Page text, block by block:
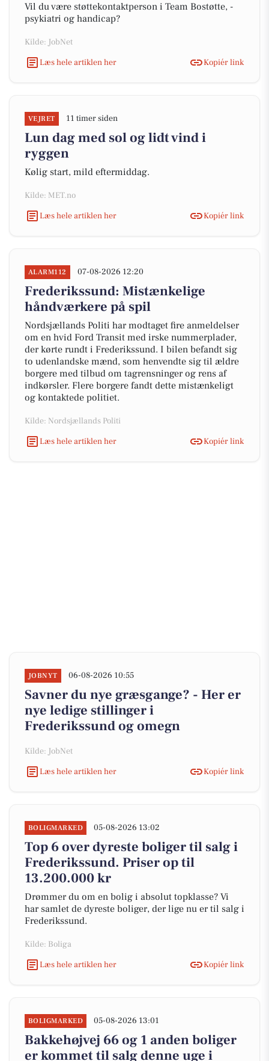
Vil du være støttekontaktperson i Team Bostøtte, -
psykiatri og handicap?
Kilde: JobNet
Læs hele artiklen her
Kopiér link
VEJRET 11 timer siden
Lun dag med sol og lidt vind i
ryggen
Kølig start, mild eftermiddag.
Kilde: MET.no
Læs hele artiklen her
Kopiér link
ALARM112 07-08-2026 12:20
Frederikssund: Mistænkelige
håndværkere på spil
Nordsjællands Politi har modtaget fire anmeldelser
om en hvid Ford Transit med irske nummerplader,
der kørte rundt i Frederikssund. I bilen befandt sig
to udenlandske mænd, som henvendte sig til ældre
borgere med tilbud om tagrensninger og rens af
indkørsler. Flere borgere fandt dette mistænkeligt
og kontaktede politiet.
Kilde: Nordsjællands Politi
Læs hele artiklen her
Kopiér link
JOBNYT 06-08-2026 10:55
Savner du nye græsgange? - Her er
nye ledige stillinger i
Frederikssund og omegn
Kilde: JobNet
Læs hele artiklen her
Kopiér link
BOLIGMARKED 05-08-2026 13:02
Top 6 over dyreste boliger til salg i
Frederikssund. Priser op til
13.200.000 kr
Drømmer du om en bolig i absolut topklasse? Vi
har samlet de dyreste boliger, der lige nu er til salg i
Frederikssund.
Kilde: Boliga
Læs hele artiklen her
Kopiér link
BOLIGMARKED 05-08-2026 13:01
Bakkehøjvej 66 og 1 anden boliger
er kommet til salg denne uge i